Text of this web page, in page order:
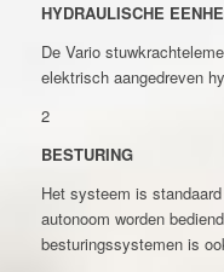
HYDRAULISCHE
De Vario
elektrisch aangedreven
2
BESTURING
Het systeem is
autonoom worden
besturingssystemen is